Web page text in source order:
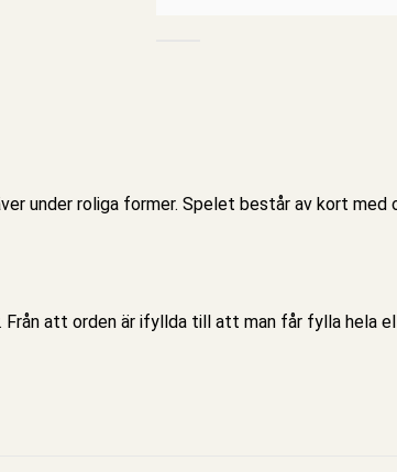
under roliga former. Spelet består av kort med
Från att orden är ifyllda till att man får fylla hela